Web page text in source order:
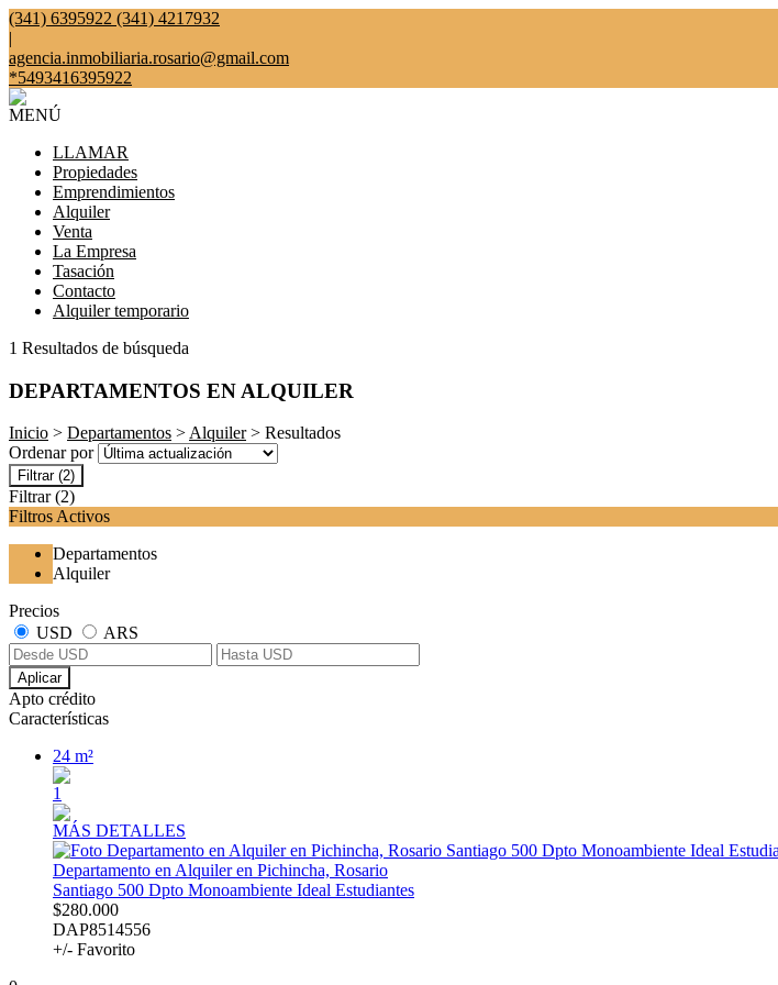
(341) 6395922 (341) 4217932
|
agencia.inmobiliaria.rosario@gmail.com
*5493416395922
MENÚ
LLAMAR
Propiedades
Emprendimientos
Alquiler
Venta
La Empresa
Tasación
Contacto
Alquiler temporario
1 Resultados de búsqueda
DEPARTAMENTOS EN ALQUILER
Inicio > Departamentos >Alquiler> Resultados
Ordenar por
Filtrar (2)
Filtrar (2)
Filtros Activos
Departamentos
Alquiler
Precios
USD
ARS
Aplicar
Apto crédito
Características
24 m²
1
MÁS DETALLES
Departamento en Alquiler en Pichincha, Rosario
Santiago 500 Dpto Monoambiente Ideal Estudiantes
$280.000
DAP8514556
+/- Favorito